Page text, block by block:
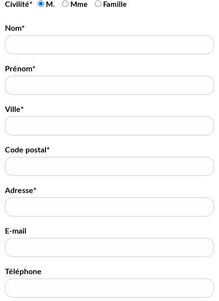
Civilité* M. Mme Famille
Nom*
Prénom*
Ville*
Code postal*
Adresse*
E-mail
Téléphone